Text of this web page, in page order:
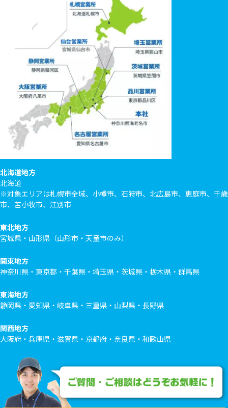
北海道地方
北海道
※対象エリアは札幌市全域、小樽市、石狩市、北広島市、恵庭市、千歳
市、苫小牧市、江別市
東北地方
宮城県・山形県（山形市・天童市のみ）
関東地方
神奈川県・東京都・千葉県・埼玉県・茨城県・栃木県・群馬県
東海地方
静岡県・愛知県・岐阜県・三重県・山梨県・長野県
関西地方
大阪府・兵庫県・滋賀県・京都府・奈良県・和歌山県